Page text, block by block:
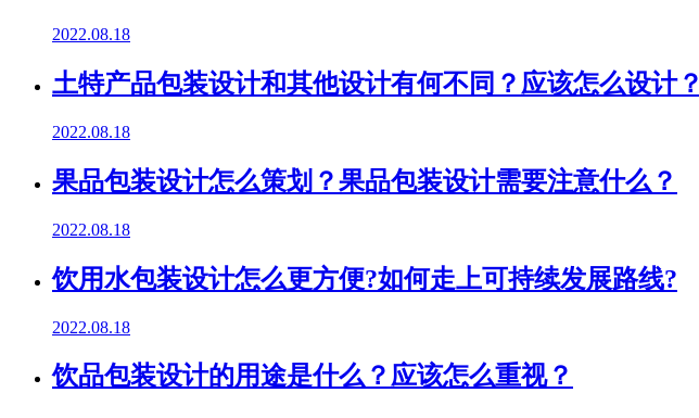
2022.08.18
土特产品包装设计和其他设计有何不同？应该怎么设计？
2022.08.18
果品包装设计怎么策划？果品包装设计需要注意什么？
2022.08.18
饮用水包装设计怎么更方便?如何走上可持续发展路线?
2022.08.18
饮品包装设计的用途是什么？应该怎么重视？